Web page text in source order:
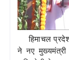
हिमाचल
ने नए